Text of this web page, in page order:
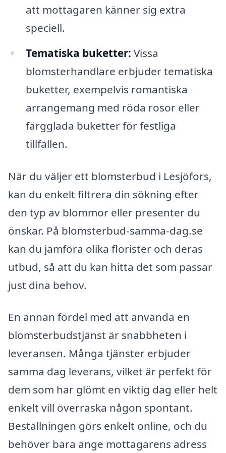
att mottagaren känner sig extra
speciell.
Tematiska buketter: Vissa
blomsterhandlare erbjuder tematiska
buketter, exempelvis romantiska
arrangemang med röda rosor eller
färgglada buketter för festliga
tillfällen.
När du väljer ett blomsterbud i Lesjöfors,
kan du enkelt filtrera din sökning efter
den typ av blommor eller presenter du
önskar. På blomsterbud-samma-dag.se
kan du jämföra olika florister och deras
utbud, så att du kan hitta det som passar
just dina behov.
En annan fördel med att använda en
blomsterbudstjänst är snabbheten i
leveransen. Många tjänster erbjuder
samma dag leverans, vilket är perfekt för
dem som har glömt en viktig dag eller helt
enkelt vill överraska någon spontant.
Beställningen görs enkelt online, och du
behöver bara ange mottagarens adress